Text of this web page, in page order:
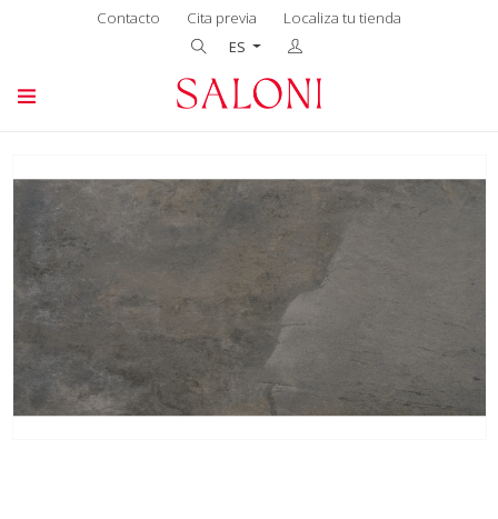
Contacto Cita previa
Localiza tu tienda
ES